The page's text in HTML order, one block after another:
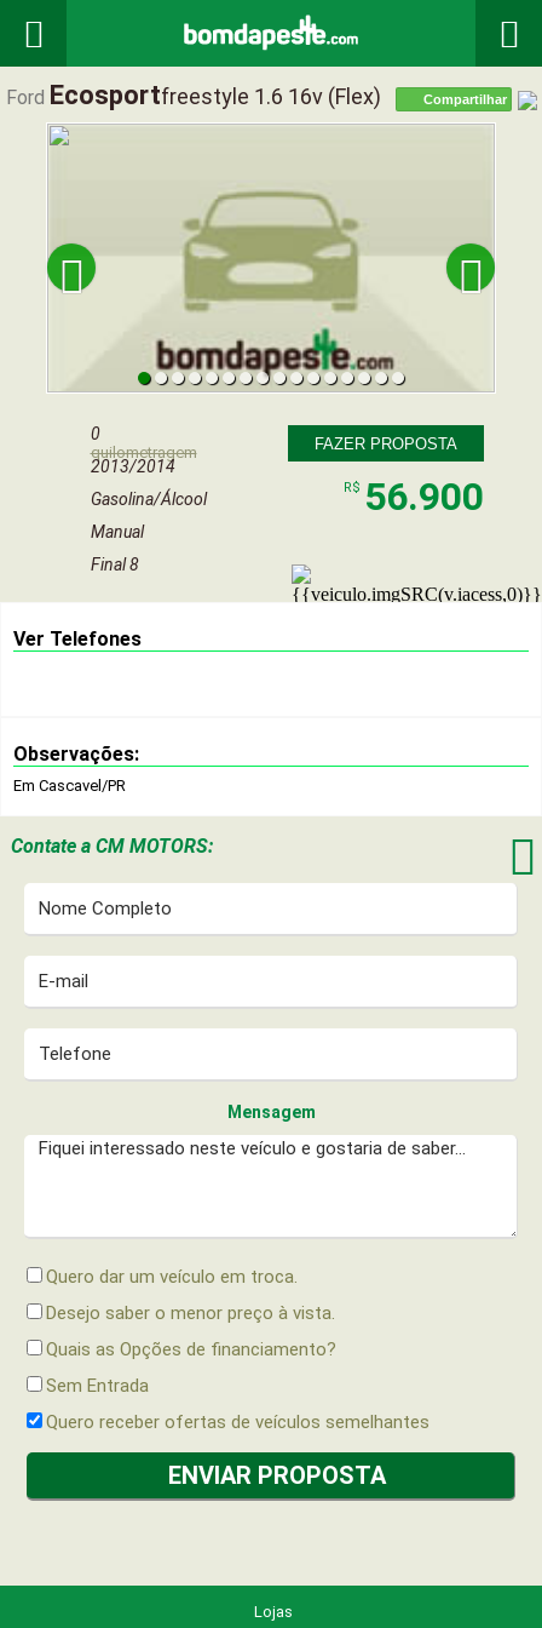
 
Ford EcosportFreestyle 1.6 16v (flex) Compartilhar
 
0
quilometragem
2013/2014
Gasolina/Álcool
Manual
Final 8
FAZER PROPOSTA
R$ 56.900
Ver Telefones
Observações:
Em Cascavel/PR
Contate a CM MOTORS: 
Mensagem
Quero dar um veículo em troca.
Desejo saber o menor preço à vista.
Quais as Opções de financiamento?
Sem Entrada
Quero receber ofertas de veículos semelhantes
Lojas